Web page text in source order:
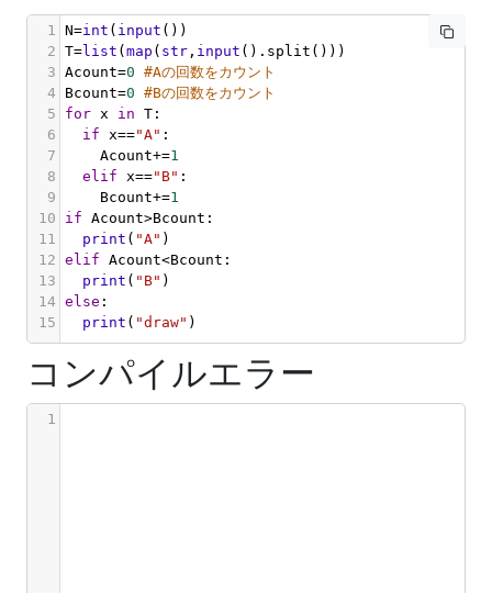
1 N=int ( input ())
2 T=list (map ( str , input (). split ()))
3 Acount=0 #Aの回数をカウント
4
Bcount=0 #Bの回数をカウント
5
for x in T :
6
if x=="A" :
7
Acount+=1
8
elif x=="B" :
9
Bcount+=1
10
if Acount>Bcount :
11
print ( "A" )
12 elif Acount<Bcount :
13
print ( "B" )
14 else :
15
print ( "draw" )
コンパイルエラー
1